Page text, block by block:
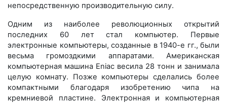
непосредственную производительную силу.
Одним из наиболее революционных открытий
последних 60 лет стал компьютер. Первые
электронные компьютеры, созданные в 1940-е гг., были
весьма громоздкими аппаратами. Американская
компьютерная машина Eniac весила 28 тонн и занимала
целую комнату. Позже компьютеры сделались более
компактными благодаря изобретению чипа на
кремниевой пластине. Электронная и компьютерная